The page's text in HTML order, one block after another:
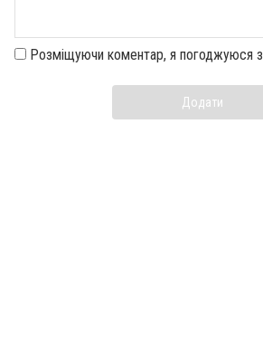
Розміщуючи коментар, я погоджуюся з
Додати